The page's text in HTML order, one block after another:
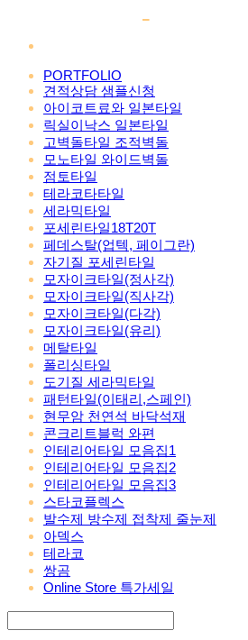
PORTFOLIO
견적상담 샘플신청
아이코트료와 일본타일
릭실이낙스 일본타일
고벽돌타일 조적벽돌
모노타일 와이드벽돌
점토타일
테라코타타일
세라믹타일
포세린타일18T20T
페데스탈(업텍, 페이그란)
자기질 포세린타일
모자이크타일(정사각)
모자이크타일(직사각)
모자이크타일(다각)
모자이크타일(유리)
메탈타일
폴리싱타일
도기질 세라믹타일
패턴타일(이태리,스페인)
현무암 천연석 바닥석재
콘크리트블럭 와편
인테리어타일 모음집1
인테리어타일 모음집2
인테리어타일 모음집3
스타코플렉스
발수제 방수제 접착제 줄눈제
아덱스
테라코
쌍곰
Online Store 특가세일